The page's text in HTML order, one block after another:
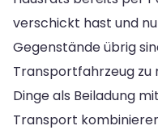
verschickt hast und
Gegenstände übrig
Transportfahrzeug zu
Dinge als Beiladung
Transport